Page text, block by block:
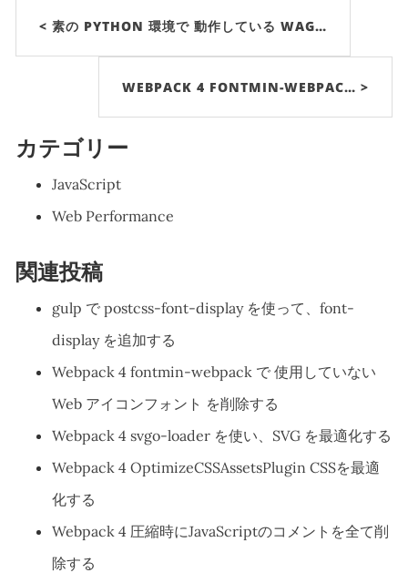
< 素の PYTHON 環境で 動作している WAG…
WEBPACK 4 FONTMIN-WEBPAC… >
カテゴリー
JavaScript
Web Performance
関連投稿
gulp で postcss-font-display を使って、font-
display を追加する
Webpack 4 fontmin-webpack で 使用していない
Web アイコンフォント を削除する
Webpack 4 svgo-loader を使い、SVG を最適化する
Webpack 4 OptimizeCSSAssetsPlugin CSSを最適
化する
Webpack 4 圧縮時にJavaScriptのコメントを全て削
除する